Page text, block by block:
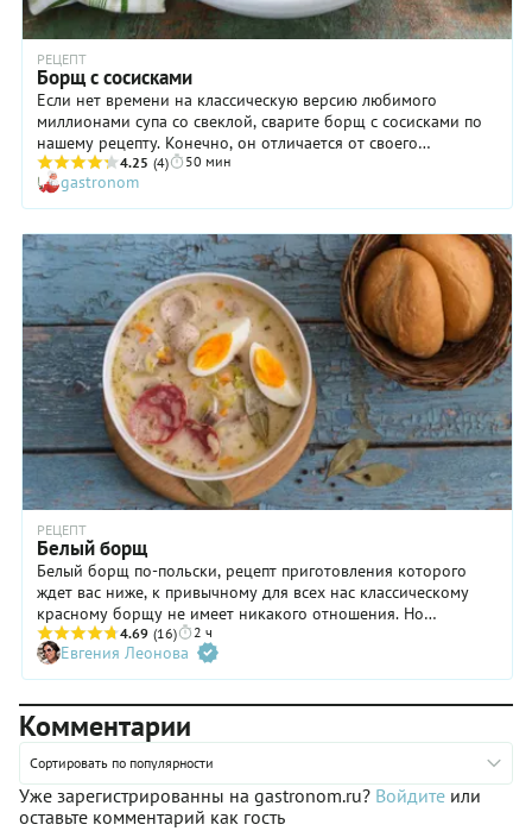
РЕЦЕПТ
Борщ с сосисками
Если нет времени на классическую версию любимого
миллионами супа со свеклой, сварите борщ с сосисками по
нашему рецепту. Конечно, он отличается от своего
сложносочиненного собрата, однако тоже имеет ряд
весомых преимуществ: блюдо получается сытным и
аппетитным, а готовится просто и довольно быстро. Если
есть возможность использовать сезонные овощи,
непременно сделайте это: такой ход самым наилучшим
образом скажется на вкусе борща с сосисками. Кстати,
томатную пасту в рецепте можно заменить на мякоть
хорошего спелого помидора, измельченную на крупной
терке. А если в конце варки добавить в суп немного
рубленого чеснока, блюдо приобретет головокружительный
аромат. Стоит попробовать!
4.25 (4) 50 мин
gastronom
РЕЦЕПТ
Белый борщ
Белый борщ по-польски, рецепт приготовления которого
ждет вас ниже, к привычному для всех нас классическому
красному борщу не имеет никакого отношения. Но
поверьте: по популярности у себя на родине он своему тезке
не уступает. В составе польского белого борща сразу
несколько видов мяса и копченостей — тарелочка такого
наваристого супа будет особенно хороша для прохладного
времени года: согреет тело, взбодрит дух и обеспечит
вашему организму чувство сытости на целый день!
Обязательно приготовьте и попробуйте!
4.69 (16) 2 ч
Евгения Леонова
Комментарии
Сортировать по популярности
Уже зарегистрированны на gastronom.ru? Войдите или
оставьте комментарий как гость